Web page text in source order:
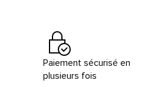
Paiement sécurisé en
plusieurs fois